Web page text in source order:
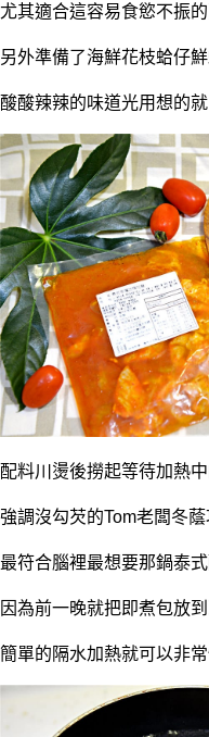
尤其適合這容易食慾不振
另外準備了海鮮花枝蛤仔
酸酸辣辣的味道光用想的
配料川燙後撈起等待加熱
強調沒勾芡的Tom老闆冬
最符合腦裡最想要那鍋泰
因為前一晚就把即煮包放
簡單的隔水加熱就可以非